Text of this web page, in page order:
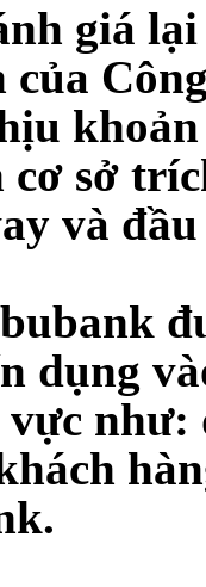
giá
của
cơ sở
và
dụng
như: